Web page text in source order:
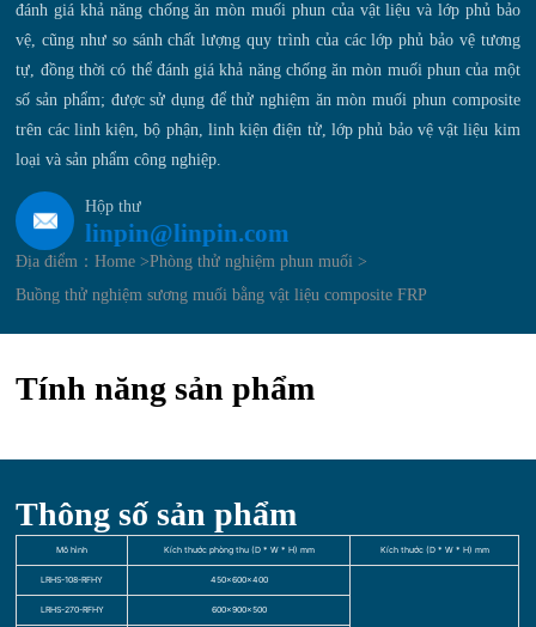
đánh giá khả năng chống ăn mòn muối phun của vật liệu và lớp phủ bảo
vệ, cũng như so sánh chất lượng quy trình của các lớp phủ bảo vệ tương
tự, đồng thời có thể đánh giá khả năng chống ăn mòn muối phun của một
số sản phẩm; được sử dụng để thử nghiệm ăn mòn muối phun composite
trên các linh kiện, bộ phận, linh kiện điện tử, lớp phủ bảo vệ vật liệu kim
loại và sản phẩm công nghiệp.
Hộp thư
linpin@linpin.com
Địa điểm：Home >Phòng thử nghiệm phun muối >
Buồng thử nghiệm sương muối bằng vật liệu composite FRP
Tính năng sản phẩm
Thông số sản phẩm
Mô hình Kích thước phòng thu (D * W * H) mm Kích thước (D * W * H) mm
LRHS-108-RFHY 450×600×400
LRHS-270-RFHY 600×900×500